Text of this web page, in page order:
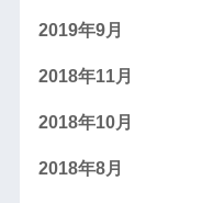
2019年9月
2018年11月
2018年10月
2018年8月